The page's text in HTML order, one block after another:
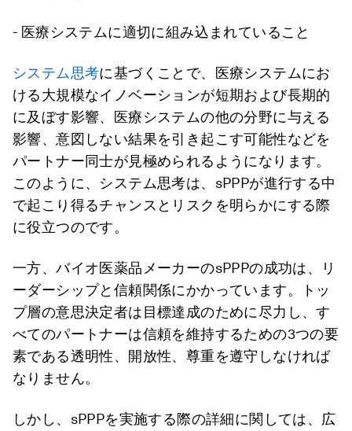
- 医療システムに適切に組み込まれていること
システム思考に基づくことで、医療システムにお
ける大規模なイノベーションが短期および長期的
に及ぼす影響、医療システムの他の分野に与える
影響、意図しない結果を引き起こす可能性などを
パートナー同士が見極められるようになります。
このように、システム思考は、sPPPが進行する中
で起こり得るチャンスとリスクを明らかにする際
に役立つのです。
一方、バイオ医薬品メーカーのsPPPの成功は、リ
ーダーシップと信頼関係にかかっています。トッ
プ層の意思決定者は目標達成のために尽力し、す
べてのパートナーは信頼を維持するための3つの要
素である透明性、開放性、尊重を遵守しなければ
なりません。
しかし、sPPPを実施する際の詳細に関しては、広